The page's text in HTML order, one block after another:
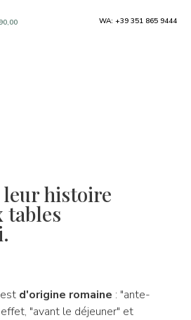
histoire
tables
d'origine romaine : "ante-
"avant le déjeuner" et
WA: +39 351 865 9444